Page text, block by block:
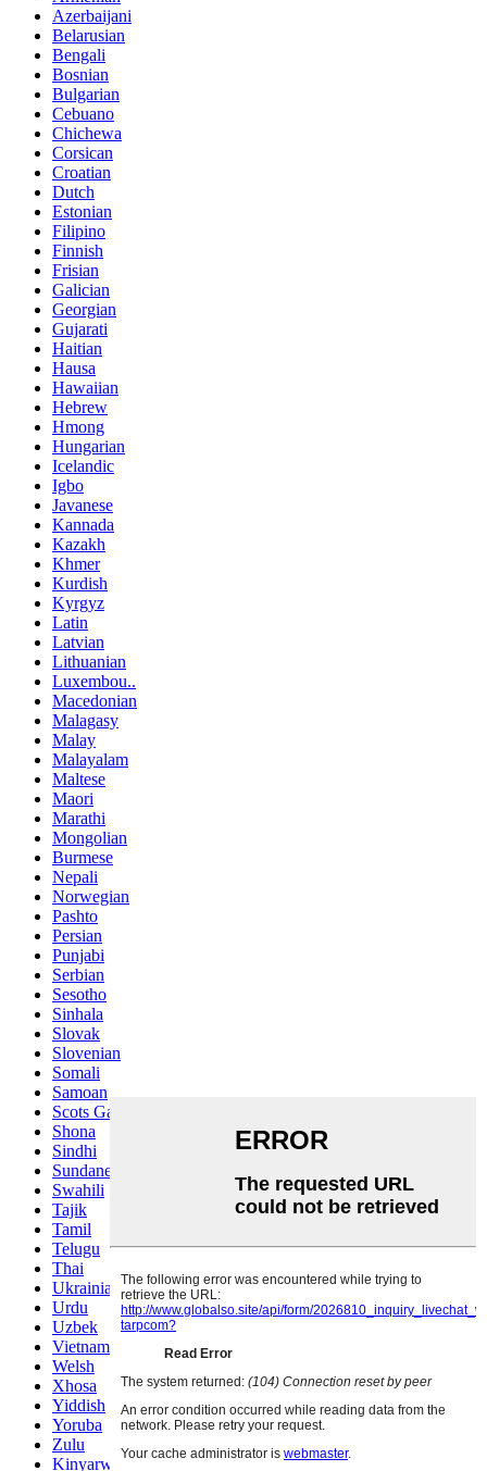
Azerbaijani
Belarusian
Bengali
Bosnian
Bulgarian
Cebuano
Chichewa
Corsican
Croatian
Dutch
Estonian
Filipino
Finnish
Frisian
Galician
Georgian
Gujarati
Haitian
Hausa
Hawaiian
Hebrew
Hmong
Hungarian
Icelandic
Igbo
Javanese
Kannada
Kazakh
Khmer
Kurdish
Kyrgyz
Latin
Latvian
Lithuanian
Luxembou..
Macedonian
Malagasy
Malay
Malayalam
Maltese
Maori
Marathi
Mongolian
Burmese
Nepali
Norwegian
Pashto
Persian
Punjabi
Serbian
Sesotho
Sinhala
Slovak
Slovenian
Somali
Samoan
Scots Gaelic
Shona
Sindhi
Sundanese
Swahili
Tajik
Tamil
Telugu
Thai
Ukrainian
Urdu
Uzbek
Vietnamese
Welsh
Xhosa
Yiddish
Yoruba
Zulu
Kinyarwanda